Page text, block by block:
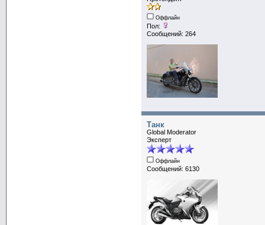
Оффлайн
Пол:
Сообщений: 264
Танк
Global Moderator
Эксперт
Оффлайн
Сообщений: 6130